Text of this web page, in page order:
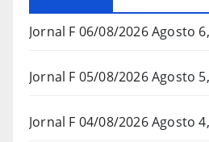
Jornal F 06/08/2026Agosto
Jornal F 05/08/2026Agosto
Jornal F 04/08/2026Agosto